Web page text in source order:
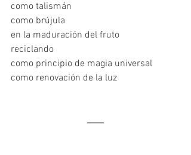
como talismán
como brújula
en la maduración del fruto
reciclando
como principio de magia universal
como renovación de la luz